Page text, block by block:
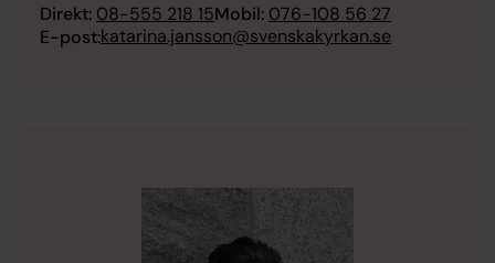
Direkt: 08-555 218 15Mobil: 076-108 56 27
E-post:katarina.jansson@svenskakyrkan.se